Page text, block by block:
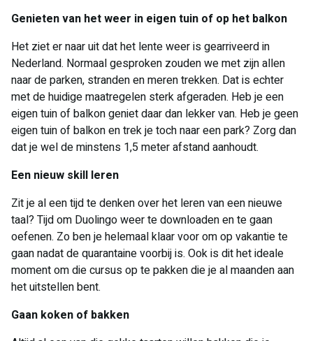
Genieten van het weer in eigen tuin of op het balkon
Het ziet er naar uit dat het lente weer is gearriveerd in
Nederland. Normaal gesproken zouden we met zijn allen
naar de parken, stranden en meren trekken. Dat is echter
met de huidige maatregelen sterk afgeraden. Heb je een
eigen tuin of balkon geniet daar dan lekker van. Heb je geen
eigen tuin of balkon en trek je toch naar een park? Zorg dan
dat je wel de minstens 1,5 meter afstand aanhoudt.
Een nieuw skill leren
Zit je al een tijd te denken over het leren van een nieuwe
taal? Tijd om Duolingo weer te downloaden en te gaan
oefenen. Zo ben je helemaal klaar voor om op vakantie te
gaan nadat de quarantaine voorbij is. Ook is dit het ideale
moment om die cursus op te pakken die je al maanden aan
het uitstellen bent.
Gaan koken of bakken